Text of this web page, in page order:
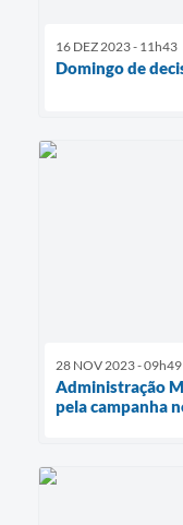
16 DEZ 2023 - 11h43
Domingo de
28 NOV 2023 - 09h49
Administração
pela campanha